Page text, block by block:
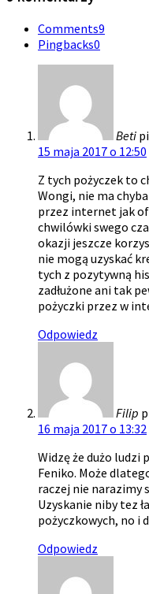
Comments9
Pingbacks0
Beti
15 maja 2017 o 12:50
Z tych pożyczek to
Wongi, nie ma
przez internet jak
chwilówki swego
okazji jeszcze
nie mogą uzyskać
tych z pozytywną
zadłużone ani tak
pożyczki przez w
Odpowiedz
Filip
16 maja 2017 o 13:32
Widzę że dużo ludzi
Feniko. Może
raczej nie narazimy
Uzyskanie niby tez
pożyczkowych, no i
Odpowiedz